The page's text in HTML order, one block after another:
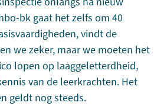
bk gaat het zelfs om 40
vindt de
we zeker, maar we moeten het
lopen op laaggeletterdheid,
van de leerkrachten. Het
geldt nog steeds.